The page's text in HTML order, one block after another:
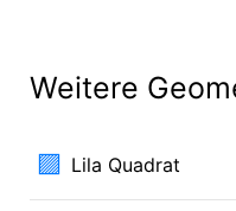
Weitere
🟪 Lila Quadrat